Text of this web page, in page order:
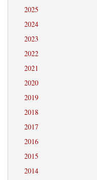
2025
2024
2023
2022
2021
2020
2019
2018
2017
2016
2015
2014